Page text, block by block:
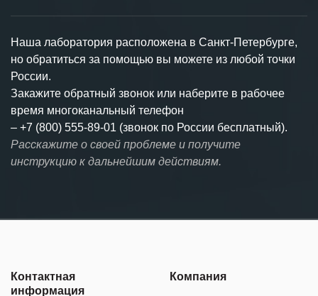
Наша лаборатория расположена в Санкт-Петербурге,
но обратиться за помощью вы можете из любой точки
России.
Закажите обратный звонок или наберите в рабочее
время многоканальный телефон
– +7 (800) 555-89-01 (звонок по России бесплатный).
Расскажите о своей проблеме и получите
инструкцию к дальнейшим действиям.
Контактная
информация
Компания